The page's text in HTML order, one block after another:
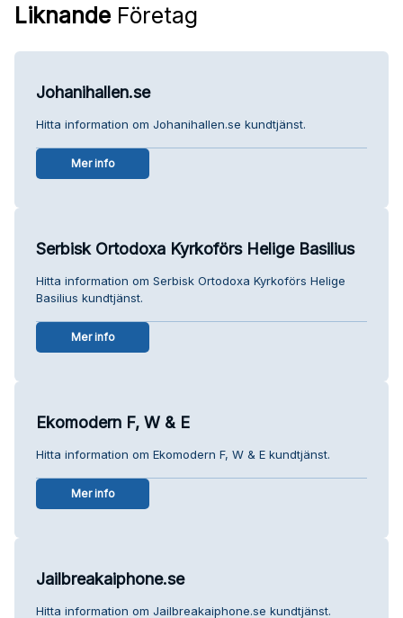
Liknande Företag
Johanihallen.se
Hitta information om Johanihallen.se kundtjänst.
Mer info
Serbisk Ortodoxa Kyrkoförs Helige Basilius
Hitta information om Serbisk Ortodoxa Kyrkoförs Helige
Basilius kundtjänst.
Mer info
Ekomodern F, W & E
Hitta information om Ekomodern F, W & E kundtjänst.
Mer info
Jailbreakaiphone.se
Hitta information om Jailbreakaiphone.se kundtjänst.